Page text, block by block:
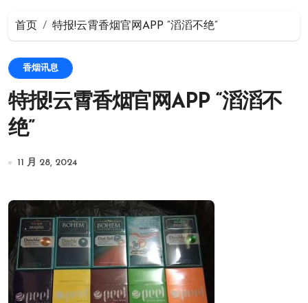
首页 特报!云霄香烟官网APP “滔滔不绝”
香烟讯息
特报!云霄香烟官网APP “滔滔不
绝”
11 月 28, 2024